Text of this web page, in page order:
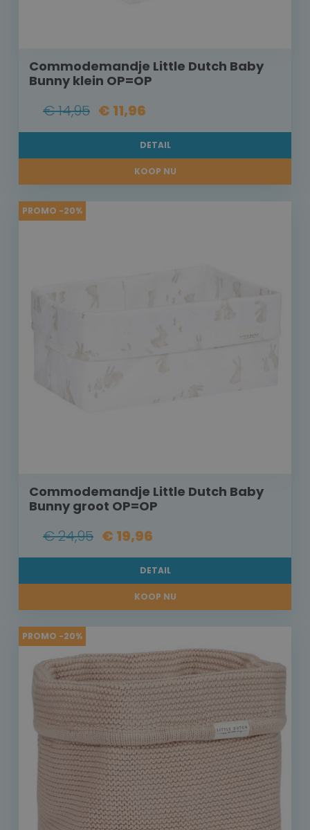
Commodemandje Little Dutch Baby
Bunny klein OP=OP
€ 14,95 € 11,96
DETAIL
KOOP NU
PROMO -20%
Commodemandje Little Dutch Baby
Bunny groot OP=OP
€ 24,95 € 19,96
DETAIL
KOOP NU
PROMO -20%